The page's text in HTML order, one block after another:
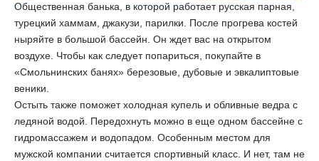
Общественная банька, в которой работает русская парная,
турецкий хаммам, джакузи, парилки. После прогрева костей
ныряйте в большой бассейн. Он ждет вас на открытом
воздухе. Чтобы как следует попариться, покупайте в
«‎Смольнинских банях» березовые, дубовые и эвкалиптовые
веники.
Остыть также поможет холодная купель и обливные ведра с
ледяной водой. Передохнуть можно в еще одном бассейне с
гидромассажем и водопадом. Особенным местом для
мужской компании считается спортивный класс. И нет, там не